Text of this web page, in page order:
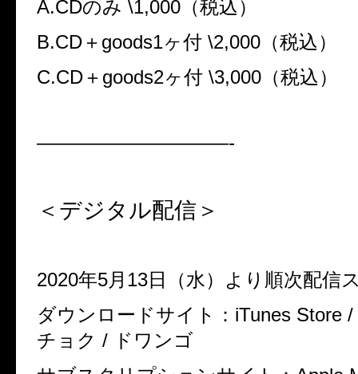
A.CDのみ \1,000 （税込）
B.CD＋ goods1ヶ付 \2,000 （税込）
C.CD＋ goods2ヶ付 \3,000 （税込）
——————————-
＜デジタル配信＞
2020年5月 13日（水）より順次配信
ダウンロードサイト： iTunes Store
チョク / ドワンゴ